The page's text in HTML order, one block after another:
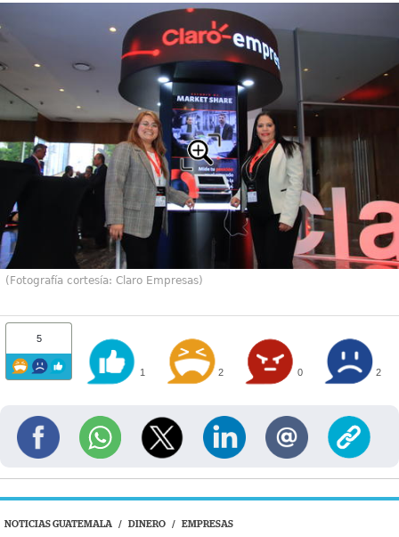
(Fotografía cortesía: Claro Empresas)
5
1 2 0 2
NOTICIAS GUATEMALA / DINERO / EMPRESAS